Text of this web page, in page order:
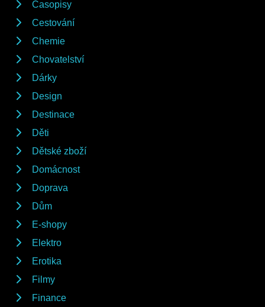
Časopisy
Cestování
Chemie
Chovatelství
Dárky
Design
Destinace
Děti
Dětské zboží
Domácnost
Doprava
Dům
E-shopy
Elektro
Erotika
Filmy
Finance